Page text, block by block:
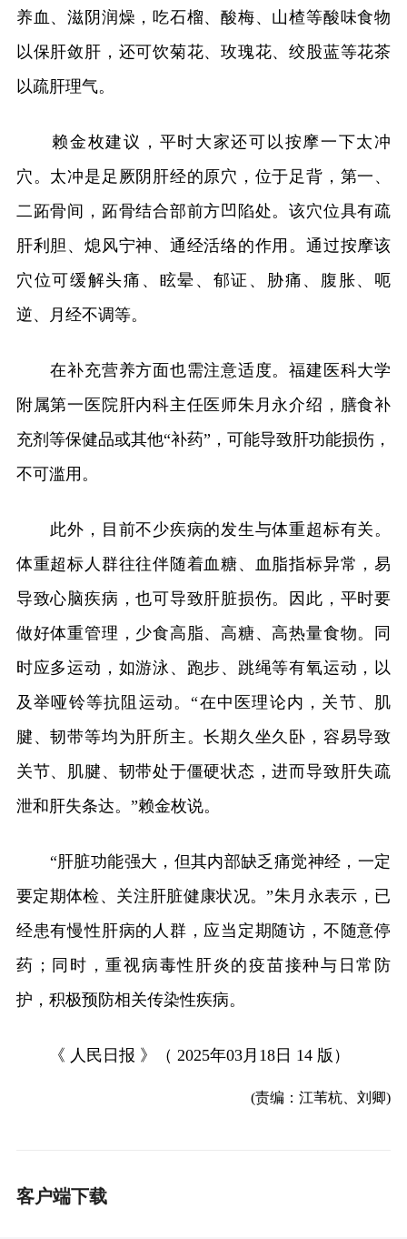
养血、滋阴润燥，吃石榴、酸梅、山楂等酸味食物
以保肝敛肝，还可饮菊花、玫瑰花、绞股蓝等花茶
以疏肝理气。
赖金枚建议，平时大家还可以按摩一下太冲
穴。太冲是足厥阴肝经的原穴，位于足背，第一、
二跖骨间，跖骨结合部前方凹陷处。该穴位具有疏
肝利胆、熄风宁神、通经活络的作用。通过按摩该
穴位可缓解头痛、眩晕、郁证、胁痛、腹胀、呃
逆、月经不调等。
在补充营养方面也需注意适度。福建医科大学
附属第一医院肝内科主任医师朱月永介绍，膳食补
充剂等保健品或其他“补药”，可能导致肝功能损伤，
不可滥用。
此外，目前不少疾病的发生与体重超标有关。
体重超标人群往往伴随着血糖、血脂指标异常，易
导致心脑疾病，也可导致肝脏损伤。因此，平时要
做好体重管理，少食高脂、高糖、高热量食物。同
时应多运动，如游泳、跑步、跳绳等有氧运动，以
及举哑铃等抗阻运动。“在中医理论内，关节、肌
腱、韧带等均为肝所主。长期久坐久卧，容易导致
关节、肌腱、韧带处于僵硬状态，进而导致肝失疏
泄和肝失条达。”赖金枚说。
“肝脏功能强大，但其内部缺乏痛觉神经，一定
要定期体检、关注肝脏健康状况。”朱月永表示，已
经患有慢性肝病的人群，应当定期随访，不随意停
药；同时，重视病毒性肝炎的疫苗接种与日常防
护，积极预防相关传染性疾病。
《 人民日报 》（ 2025年03月18日 14 版）
(责编：江苇杭、刘卿)
客户端下载